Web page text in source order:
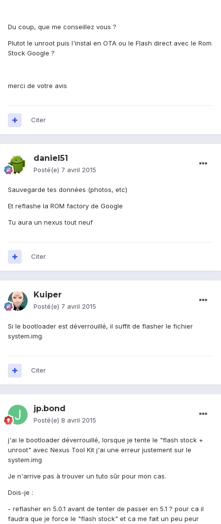
Du coup, que me conseillez vous ?
Plutot le unroot puis l'instal en OTA ou le Flash direct avec le Rom
Stock Google ?
merci de votre avis
Citer
daniel51
Posté(e) 7 avril 2015
Sauvegarde tes données (photos, etc)
Et reflashe la ROM factory de Google
Tu aura un nexus tout neuf
Citer
Kuiper
Posté(e) 7 avril 2015
Si le bootloader est déverrouillé, il suffit de flasher le fichier
system.img.
Citer
jp.bond
Posté(e) 8 avril 2015
j'ai le bootloader déverrouillé, lorsque je tente le "flash stock +
unroot" avec Nexus Tool Kit j'ai une erreur justement sur le
system.img
Je n'arrive pas à trouver un tuto sûr pour mon cas.
Dois-je :
- reflasher en 5.0.1 avant de tenter de passer en 5.1 ? pour ca il
faudra que je force le "flash stock" et ca me fait un peu peur